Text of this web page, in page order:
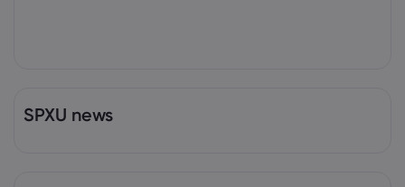
SPXU news